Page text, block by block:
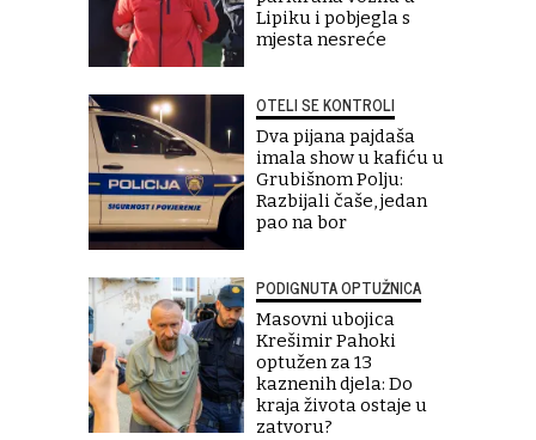
Lipiku i pobjegla s
mjesta nesreće
OTELI SE KONTROLI
Dva pijana pajdaša
imala show u kafiću u
Grubišnom Polju:
Razbijali čaše, jedan
pao na bor
PODIGNUTA OPTUŽNICA
Masovni ubojica
Krešimir Pahoki
optužen za 13
kaznenih djela: Do
kraja života ostaje u
zatvoru?